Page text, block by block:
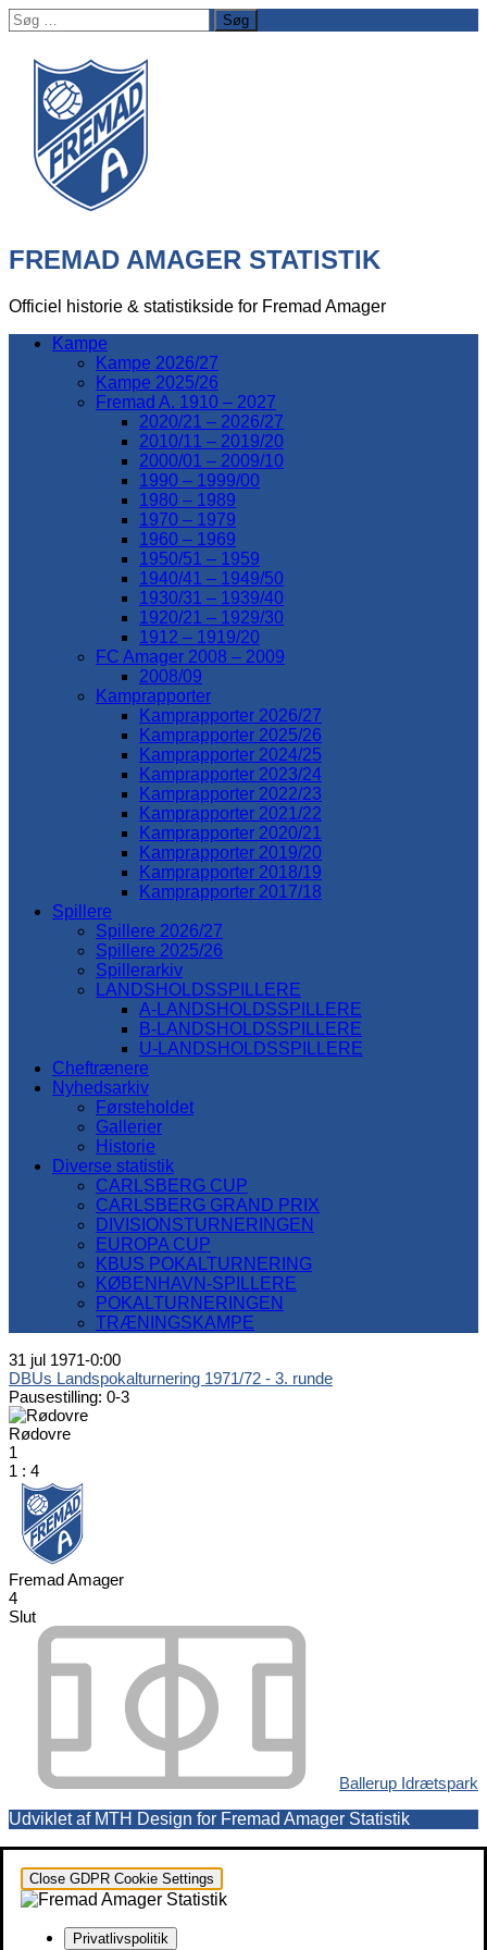
Søg
efter:
FREMAD AMAGER STATISTIK
Officiel historie & statistikside for Fremad Amager
Kampe
Kampe 2026/27
Kampe 2025/26
Fremad A. 1910 – 2027
2020/21 – 2026/27
2010/11 – 2019/20
2000/01 – 2009/10
1990 – 1999/00
1980 – 1989
1970 – 1979
1960 – 1969
1950/51 – 1959
1940/41 – 1949/50
1930/31 – 1939/40
1920/21 – 1929/30
1912 – 1919/20
FC Amager 2008 – 2009
2008/09
Kamprapporter
Kamprapporter 2026/27
Kamprapporter 2025/26
Kamprapporter 2024/25
Kamprapporter 2023/24
Kamprapporter 2022/23
Kamprapporter 2021/22
Kamprapporter 2020/21
Kamprapporter 2019/20
Kamprapporter 2018/19
Kamprapporter 2017/18
Spillere
Spillere 2026/27
Spillere 2025/26
Spillerarkiv
LANDSHOLDSSPILLERE
A-LANDSHOLDSSPILLERE
B-LANDSHOLDSSPILLERE
U-LANDSHOLDSSPILLERE
Cheftrænere
Nyhedsarkiv
Førsteholdet
Gallerier
Historie
Diverse statistik
CARLSBERG CUP
CARLSBERG GRAND PRIX
DIVISIONSTURNERINGEN
EUROPA CUP
KBUS POKALTURNERING
KØBENHAVN-SPILLERE
POKALTURNERINGEN
TRÆNINGSKAMPE
31 jul 1971-0:00
DBUs Landspokalturnering 1971/72 - 3. runde
Pausestilling: 0-3
Rødovre
1
1 : 4
Fremad Amager
4
Slut
Ballerup Idrætspark
Udviklet af MTH Design for Fremad Amager Statistik
Close GDPR Cookie Settings
Privatlivspolitik